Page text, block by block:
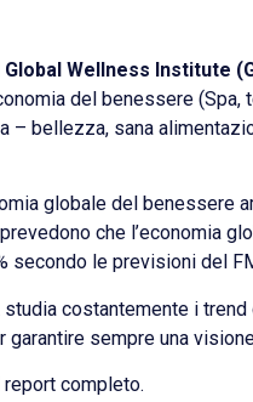
Global Wellness Institute
del benessere
– bellezza, sana
globale del
che l’economia
secondo le previsioni del
studia costantemente i
sempre una
completo.